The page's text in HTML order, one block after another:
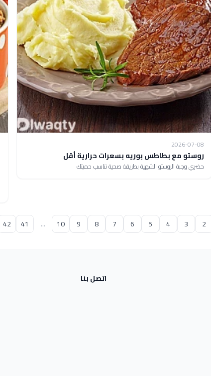
2026-07-08
روستو مع بطاطس بوريه بسعرات حرارية أقل
حضري وجبة الروستو الشهية بطريقة صحية تناسب حميتك
2
3
4
5
6
7
8
9
10
...
41
42
اتصل بنا